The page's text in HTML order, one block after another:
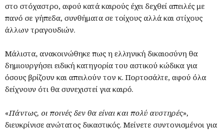
στο στόχαστρο, αφού κατά καιρούς έχει δεχθεί απειλές με
πανό σε γήπεδα, συνθήματα σε τοίχους αλλά και στίχους
άλλων τραγουδιών.
Μάλιστα, ανακοινώθηκε πως η ελληνική δικαιοσύνη θα
δημιουργήσει ειδική κατηγορία του αστικού κώδικα για
όσους βρίζουν και απειλούν τον κ. Πορτοσάλτε, αφού όλα
δείχνουν ότι θα συνεχιστεί για καιρό.
«Πάντως, οι ποινές δεν θα είναι και πολύ αυστηρές»,
διευκρίνισε ανώτατος δικαστικός. Μείνετε συντονισμένοι για